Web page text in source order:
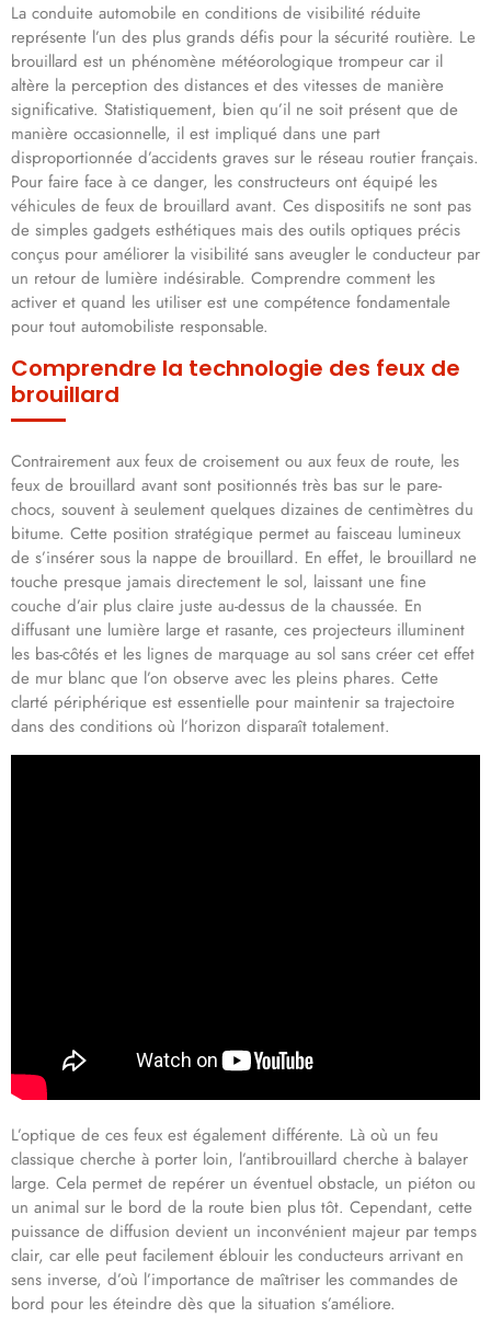
La conduite automobile en conditions de visibilité réduite
représente l’un des plus grands défis pour la sécurité routière. Le
brouillard est un phénomène météorologique trompeur car il
altère la perception des distances et des vitesses de manière
significative. Statistiquement, bien qu’il ne soit présent que de
manière occasionnelle, il est impliqué dans une part
disproportionnée d’accidents graves sur le réseau routier français.
Pour faire face à ce danger, les constructeurs ont équipé les
véhicules de feux de brouillard avant. Ces dispositifs ne sont pas
de simples gadgets esthétiques mais des outils optiques précis
conçus pour améliorer la visibilité sans aveugler le conducteur par
un retour de lumière indésirable. Comprendre comment les
activer et quand les utiliser est une compétence fondamentale
pour tout automobiliste responsable.
Comprendre la technologie des feux de
brouillard
Contrairement aux feux de croisement ou aux feux de route, les
feux de brouillard avant sont positionnés très bas sur le pare-
chocs, souvent à seulement quelques dizaines de centimètres du
bitume. Cette position stratégique permet au faisceau lumineux
de s’insérer sous la nappe de brouillard. En effet, le brouillard ne
touche presque jamais directement le sol, laissant une fine
couche d’air plus claire juste au-dessus de la chaussée. En
diffusant une lumière large et rasante, ces projecteurs illuminent
les bas-côtés et les lignes de marquage au sol sans créer cet effet
de mur blanc que l’on observe avec les pleins phares. Cette
clarté périphérique est essentielle pour maintenir sa trajectoire
dans des conditions où l’horizon disparaît totalement.
L’optique de ces feux est également différente. Là où un feu
classique cherche à porter loin, l’antibrouillard cherche à balayer
large. Cela permet de repérer un éventuel obstacle, un piéton ou
un animal sur le bord de la route bien plus tôt. Cependant, cette
puissance de diffusion devient un inconvénient majeur par temps
clair, car elle peut facilement éblouir les conducteurs arrivant en
sens inverse, d’où l’importance de maîtriser les commandes de
bord pour les éteindre dès que la situation s’améliore.